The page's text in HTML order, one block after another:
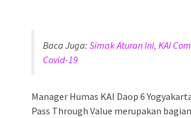
Baca Juga: Simak Aturan Ini, KAI
Covid-19
Manager Humas KAI Daop 6
Pass Through Value merupakan